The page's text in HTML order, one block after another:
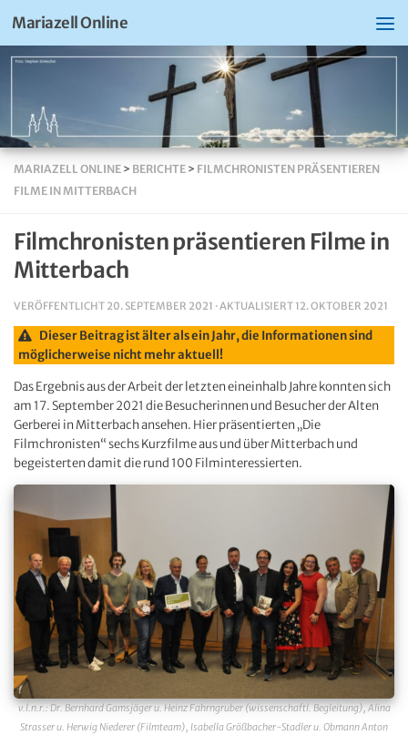
Mariazell Online
MARIAZELL ONLINE > BERICHTE > FILMCHRONISTEN PRÄSENTIEREN
FILME IN MITTERBACH
Filmchronisten präsentieren Filme in
Mitterbach
VERÖFFENTLICHT 20. SEPTEMBER 2021 · AKTUALISIERT 12. OKTOBER 2021
Dieser Beitrag ist älter als ein Jahr, die Informationen sind
möglicherweise nicht mehr aktuell!
Das Ergebnis aus der Arbeit der letzten eineinhalb Jahre konnten sich
am 17. September 2021 die Besucherinnen und Besucher der Alten
Gerberei in Mitterbach ansehen. Hier präsentierten „Die
Filmchronisten“ sechs Kurzfilme aus und über Mitterbach und
begeisterten damit die rund 100 Filminteressierten.
v.l.n.r.: Dr. Bernhard Gamsjäger u. Heinz Fahrngruber (wissenschaftl. Begleitung), Alina
Strasser u. Herwig Niederer (Filmteam), Isabella Größbacher-Stadler u. Obmann Anton